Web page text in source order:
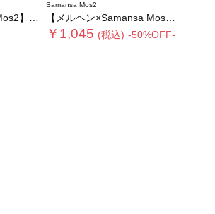
ト日傘
Samansa Mos2
【メルヘン×Samansa Mos2】モチーフハンドタオル
￥1,045 (税込) -50%OFF-